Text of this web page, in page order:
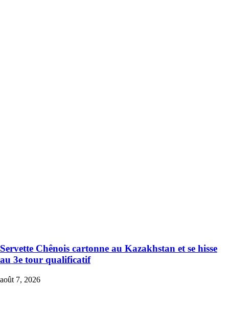
Servette Chênois cartonne au Kazakhstan et se hisse
au 3e tour qualificatif
août 7, 2026